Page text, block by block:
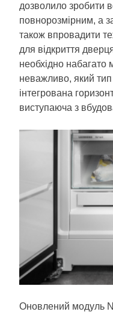
дозволило зробити
повнорозмірним, а
також впровадити
для відкриття
необхідно
неважливо, який тип
інтегрована
виступаюча з
Оновлений модуль